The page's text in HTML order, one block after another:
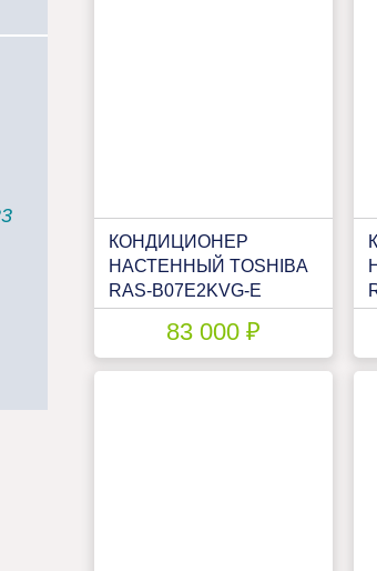
КОНДИЦИОНЕР
НАСТЕННЫЙ TOSHIBA
RAS-B07E2KVG-E
83 000 ₽